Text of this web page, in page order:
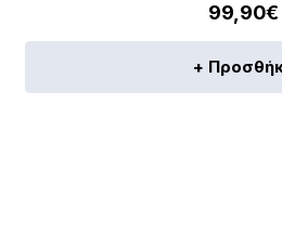
99,90€
+